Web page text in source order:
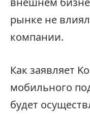
рынке не
компании.
Как заявляет
мобильного
будет